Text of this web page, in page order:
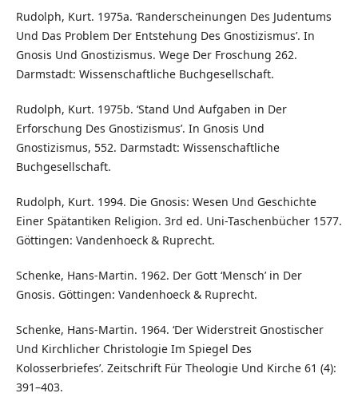
Rudolph, Kurt. 1975a. ‘Randerscheinungen Des Judentums
Und Das Problem Der Entstehung Des Gnostizismus’. In
Gnosis Und Gnostizismus. Wege Der Froschung 262.
Darmstadt: Wissenschaftliche Buchgesellschaft.
Rudolph, Kurt. 1975b. ‘Stand Und Aufgaben in Der
Erforschung Des Gnostizismus’. In Gnosis Und
Gnostizismus, 552. Darmstadt: Wissenschaftliche
Buchgesellschaft.
Rudolph, Kurt. 1994. Die Gnosis: Wesen Und Geschichte
Einer Spätantiken Religion. 3rd ed. Uni-Taschenbücher 1577.
Göttingen: Vandenhoeck & Ruprecht.
Schenke, Hans-Martin. 1962. Der Gott ‘Mensch’ in Der
Gnosis. Göttingen: Vandenhoeck & Ruprecht.
Schenke, Hans-Martin. 1964. ‘Der Widerstreit Gnostischer
Und Kirchlicher Christologie Im Spiegel Des
Kolosserbriefes’. Zeitschrift Für Theologie Und Kirche 61 (4):
391–403.